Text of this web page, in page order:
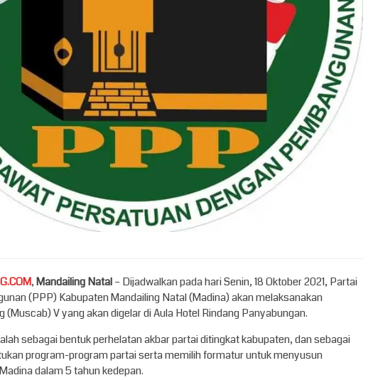
,Mandailing Natal– Dijadwalkan pada hari Senin, 18 Oktober 2021, Partai
(PPP) Kabupaten Mandailing Natal (Madina) akan melaksanakan
(Muscab) V yang akan digelar di Aula Hotel Rindang Panyabungan.
sebagai bentuk perhelatan akbar partai ditingkat kabupaten, dan sebagai
program-program partai serta memilih formatur untuk menyusun
dalam 5 tahun kedepan.